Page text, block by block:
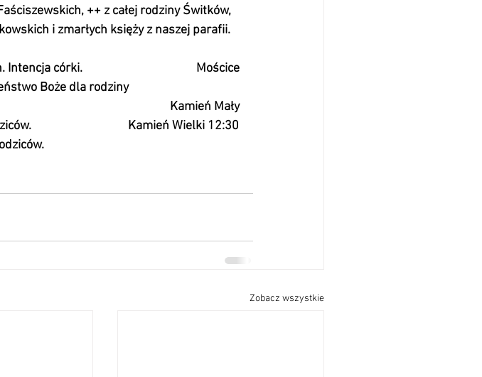
++ z całej rodziny Świtków,
i zmarłych księży z naszej parafii.
córki.                                        Mościce
Boże dla rodziny
Kamień Mały
Kamień Wielki 12:30
Zobacz wszystkie